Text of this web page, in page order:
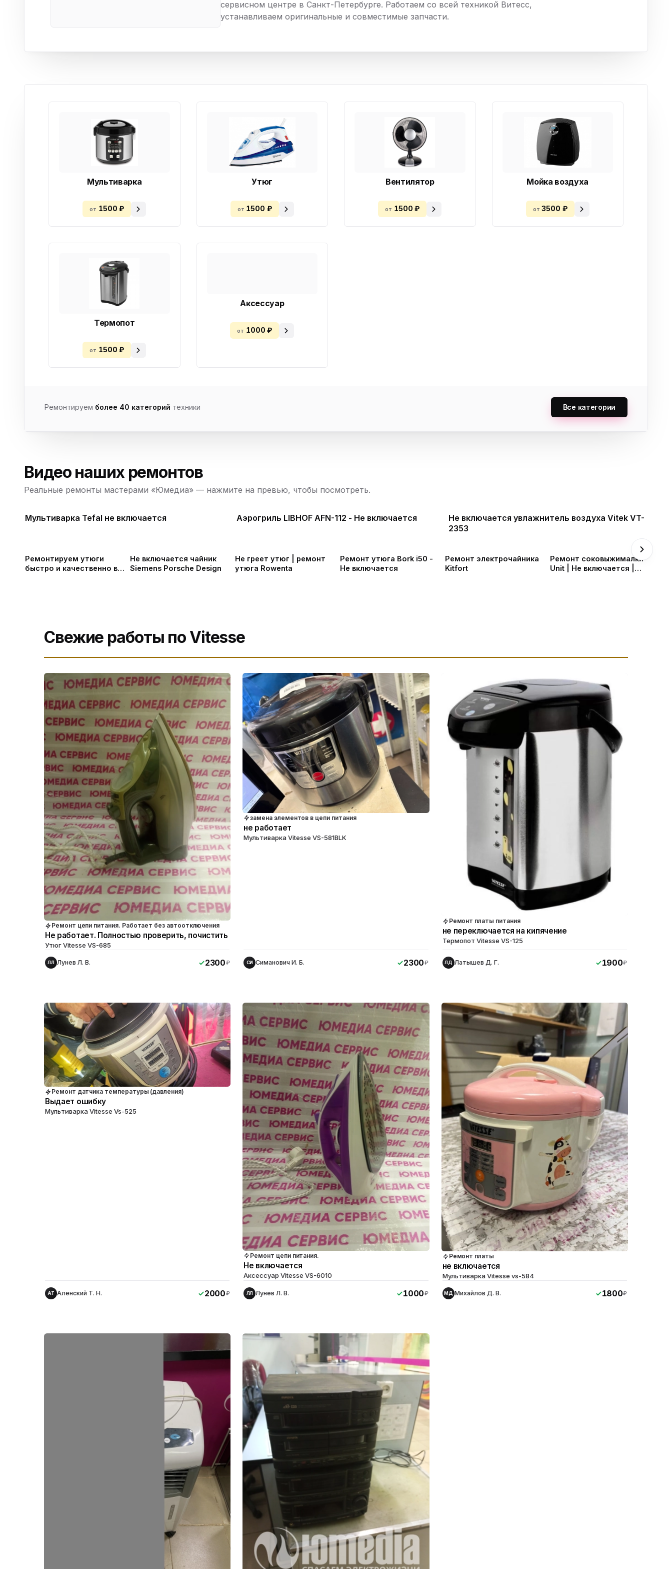
Оргтехника
Электроинструмент
Бензотехника
Винный шкаф Вентиляция Осушитель воздуха
сервисном центре в Санкт-Петербурге. Работаем со всей техникой Витесс,
устанавливаем оригинальные и совместимые запчасти.
Мультиварка
от 1500 ₽
Утюг
от 1500 ₽
Вентилятор
от 1500 ₽
Мойка воздуха
от 3500 ₽
Термопот
от 1500 ₽
Аксессуар
от 1000 ₽
Ремонтируем более 40 категорий техники Все категории
Видео наших ремонтов
Реальные ремонты мастерами «Юмедиа» — нажмите на превью, чтобы посмотреть.
Мультиварка Tefal не включается Аэрогриль LIBHOF AFN-112 - Не включается
Не включается увлажнитель воздуха Vitek VT-
2353
Ремонтируем утюги
быстро и качественно в
Не включается чайник
Siemens Porsche Design
Не греет утюг | ремонт
утюга Rowenta
Ремонт утюга Bork i50 -
Не включается
Ремонт электрочайника
Kitfort
Ремонт соковыжималки
Unit | Не включается |
Свежие работы по Vitesse
Ремонт цепи питания. Работает без автоотключения
Не работает. Полностью проверить, почистить
Утюг Vitesse VS-685
ЛЛ Лунев Л. В. 2300₽
замена элементов в цепи питания
не работает
Мультиварка Vitesse VS-581BLK
СИ Симанович И. Б. 2300₽
Ремонт платы питания
не переключается на кипячение
Термопот Vitesse VS-125
ЛД Латышев Д. Г. 1900₽
Ремонт датчика температуры (давления)
Выдает ошибку
Мультиварка Vitesse Vs-525
АТ Аленский Т. Н. 2000₽
Ремонт цепи питания.
Не включается
Аксессуар Vitesse VS-6010
ЛЛ Лунев Л. В. 1000₽
Ремонт платы
не включается
Мультиварка Vitesse vs-584
МД Михайлов Д. В. 1800₽